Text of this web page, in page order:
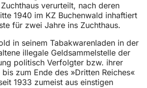
verurteilt, nach deren
1940 im KZ Buchenwald inhaftiert
für zwei Jahre ins Zuchthaus.
in seinem Tabakwarenladen in der
illegale Geldsammelstelle der
politisch Verfolgter bzw. ihrer
zum Ende des »Dritten Reiches«
1933 zumeist aus einstigen